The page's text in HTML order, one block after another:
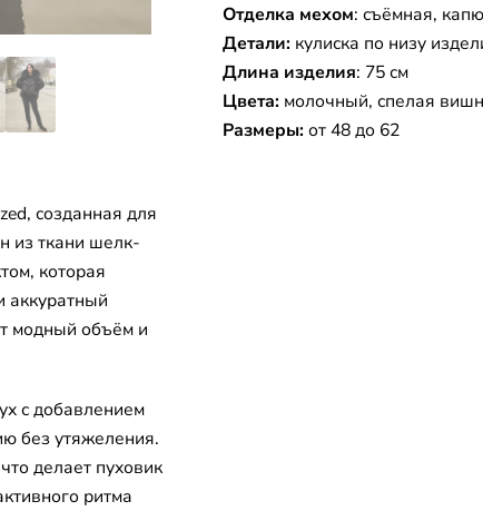
созданная для
из ткани шелк-
которая
аккуратный
модный объём и
с добавлением
без утяжеления.
делает пуховик
ритма
Отделка мехом: съёмная,
Детали: кулиска по низу
Длина изделия: 75 см
Цвета: молочный, спелая
Размеры: от 48 до 62